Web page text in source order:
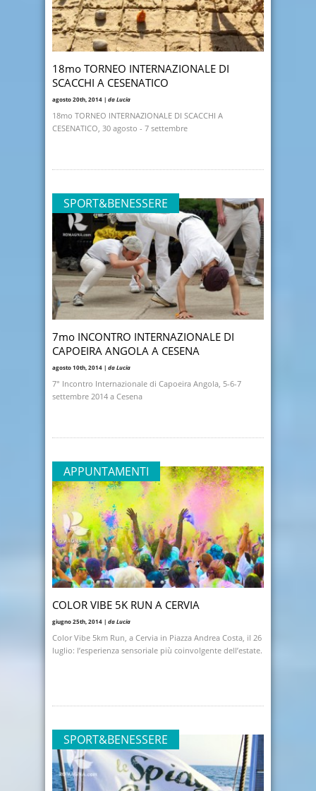
18mo TORNEO INTERNAZIONALE DI
SCACCHI A CESENATICO
agosto 20th, 2014 | da Lucia
18mo TORNEO INTERNAZIONALE DI SCACCHI A
CESENATICO, 30 agosto - 7 settembre
SPORT&BENESSERE
7mo INCONTRO INTERNAZIONALE DI
CAPOEIRA ANGOLA A CESENA
agosto 10th, 2014 | da Lucia
7° Incontro Internazionale di Capoeira Angola, 5-6-7
settembre 2014 a Cesena
APPUNTAMENTI
COLOR VIBE 5K RUN A CERVIA
giugno 25th, 2014 | da Lucia
Color Vibe 5km Run, a Cervia in Piazza Andrea Costa, il 26
luglio: l’esperienza sensoriale più coinvolgente dell’estate.
SPORT&BENESSERE